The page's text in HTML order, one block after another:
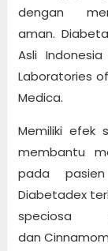
dengan
aman.
Asli
Laboratories
Medica.
Memiliki efek
membantu
pada
Diabetadex
speciosa
dan